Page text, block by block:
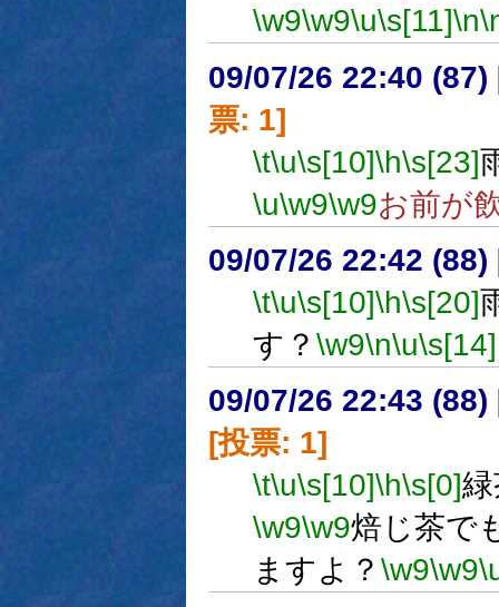
\w9\w9\u\s[11]\n
09/07/26 22:40 (87)
票: 1]
\t\u\s[10]\h\s[23]
\u\w9\w9お前が
09/07/26 22:42 (88)
\t\u\s[10]\h\s[20]
す？ \w9\n\u\s[14]
09/07/26 22:43 (88)
[投票: 1]
\t\u\s[10]\h\s[0]
\w9\w9焙じ茶で
ますよ？ \w9\w9